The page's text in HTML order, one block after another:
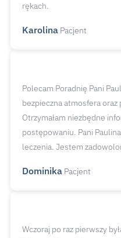
rękach.
Karolina Pacjent
Polecam Poradnię Pani
bezpieczna atmosfera
Otrzymałam niezbędne
postępowaniu. Pani
leczenia. Jestem
Dominika Pacjent
Wczoraj po raz pierwszy